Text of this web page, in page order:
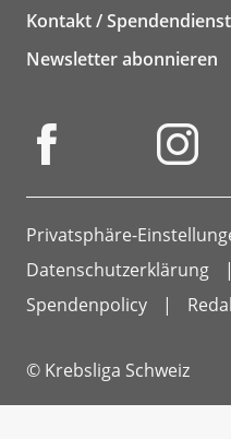
Kontakt / Spendendienst
Newsletter abonnieren
Privatsphäre-
Datenschutzerklärung
Spendenpolicy
© Krebsliga Schweiz